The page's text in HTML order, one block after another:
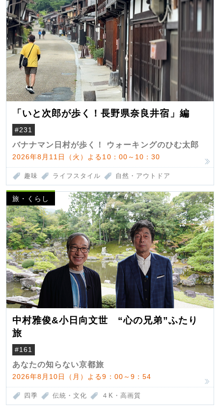
「いと次郎が歩く！長野県奈良井宿」編
#231
バナナマン日村が歩く！ ウォーキングのひむ太郎
2026年8月11日（火）よる10：00～10：30
趣味 ライフスタイル 自然・アウトドア
旅・くらし
中村雅俊&小日向文世 “心の兄弟”ふたり
旅
#161
あなたの知らない京都旅
2026年8月10日（月）よる9：00～9：54
四季 伝統・文化 ４K・高画質